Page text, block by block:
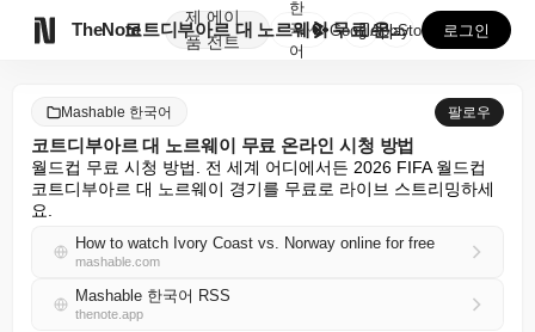
TheNote
제
품
에이
전트
코트디부아르 대 노르웨이 무료 온라인 시청 방법
한
국
어
GooglePlay
AppStore 로그인
Mashable 한국어 팔로우
코트디부아르 대 노르웨이 무료 온라인 시청 방법
월드컵 무료 시청 방법. 전 세계 어디에서든 2026 FIFA 월드컵
코트디부아르 대 노르웨이 경기를 무료로 라이브 스트리밍하세
요.
How to watch Ivory Coast vs. Norway online for free
mashable.com
Mashable 한국어 RSS
thenote.app